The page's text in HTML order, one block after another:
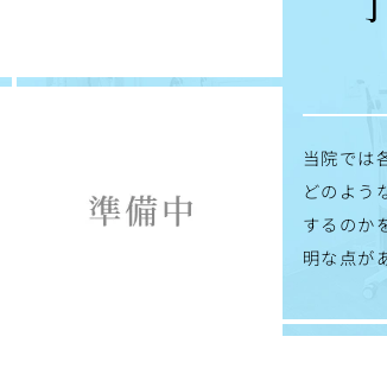
当院では
どのよう
するのか
明な点が